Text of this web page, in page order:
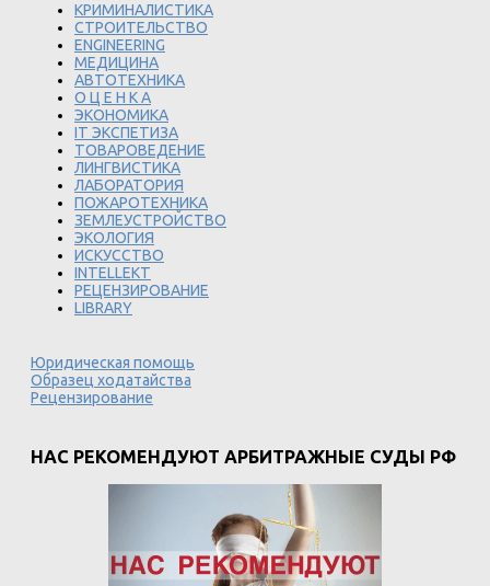
КРИМИНАЛИСТИКА
СТРОИТЕЛЬСТВО
ENGINEERING
МЕДИЦИНА
АВТОТЕХНИКА
О Ц Е Н К А
ЭКОНОМИКА
IT ЭКСПЕТИЗА
ТОВАРОВЕДЕНИЕ
ЛИНГВИСТИКА
ЛАБОРАТОРИЯ
ПОЖАРОТЕХНИКА
ЗЕМЛЕУСТРОЙСТВО
ЭКОЛОГИЯ
ИСКУССТВО
INTELLEKT
РЕЦЕНЗИРОВАНИЕ
LIBRARY
Юридическая помощь
Образец ходатайства
Рецензирование
НАС РЕКОМЕНДУЮТ АРБИТРАЖНЫЕ СУДЫ РФ